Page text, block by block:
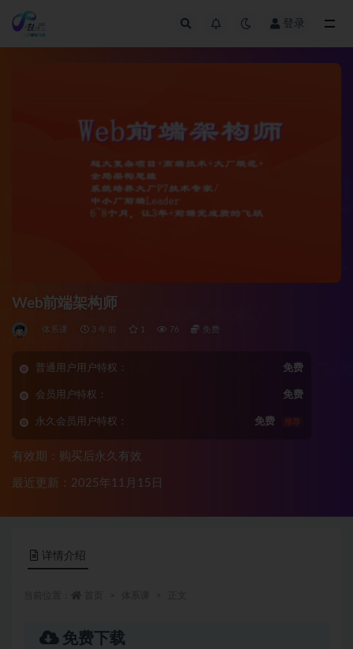
登录
Web前端架构师
体系课 3 年前 1 76 免费
普通用户用户特权： 免费
会员用户特权： 免费
永久会员用户特权： 免费 推荐
有效期：购买后永久有效
最近更新：2025年11月15日
详情介绍
免费下载